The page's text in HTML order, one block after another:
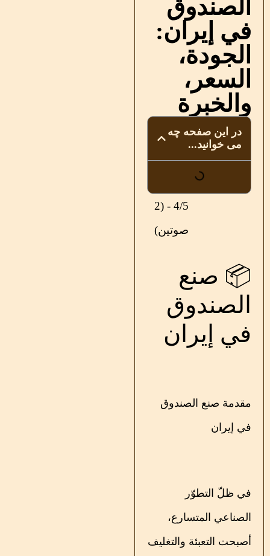
الصندوق
في إيران:
الجودة،
السعر،
والخبرة
در این صفحه چه
می خوانید...
4/5 - (2
صوتين)
📦 صنع
الصندوق
في إيران
مقدمة صنع الصندوق
في إيران
في ظلّ التطوّر
الصناعي المتسارع،
أصبحت التعبئة والتغليف